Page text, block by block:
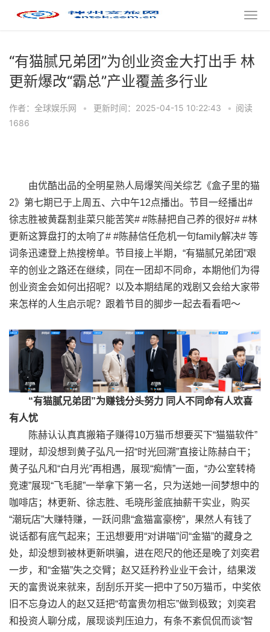
“有猫腻兄弟团”为创业资金大打出手 林
更新爆改“霸总”产业覆盖多行业
作者：全球娱乐网 • 更新时间：2025-04-15 10:22:43 • 阅读
1686
由优酷出品的全明星熟人局爆笑闯关综艺《盒子里的猫
2》第七期已于上周五、六中午12点播出。节目一经播出#
徐志胜被黄磊割韭菜只能苦笑# #陈赫把自己养的很好# #林
更新这算盘打的太响了# #陈赫信任危机一句family解决# 等
词条迅速登上热搜榜单。节目接上半期，“有猫腻兄弟团”艰
辛的创业之路还在继续，同在一团却不同命，本期他们为得
创业资金会如何出招呢？以及本期结尾的戏剧又会给大家带
来怎样的人生启示呢？跟着节目的脚步一起去看看吧～
“有猫腻兄弟团”为赚钱分头努力 同人不同命有人欢喜
有人忧
陈赫认认真真搬箱子赚得10万猫币想要买下“猫猫软件”
理财，却没想到黄子弘凡一招“时光回溯”直接让陈赫白干；
黄子弘凡和“白月光”再相遇，展现“痴情”一面，“办公室转椅
竞速”展现“飞毛腿”一举拿下第一名，只为送她一间梦想中的
咖啡店；林更新、徐志胜、毛晓彤釜底抽薪干实业，购买
“潮玩店”大赚特赚，一跃问鼎“盒猫富豪榜”，果然人有钱了
说话都有底气起来；王迅想要用“对讲喵”问“金猫”的藏身之
处，却没想到被林更新哄骗，进在咫尺的他还是晚了刘奕君
一步，和“金猫”失之交臂；赵又廷矜矜业业干会计，结果泼
天的富贵说来就来，刮刮乐开奖一把中了50万猫币，中奖依
旧不忘身边人的赵又廷把“苟富贵勿相忘”做到极致；刘奕君
和投资人聊分成，展现谈判压迫力，有条不紊侃侃而谈“智